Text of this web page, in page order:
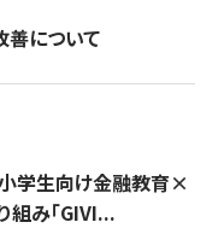
善について
小学生向け金融教育×
組み「GIVI...